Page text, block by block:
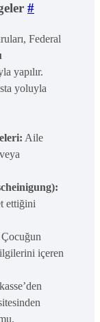
#
Federal
yapılır.
yoluyla
Aile
ettiğini
Çocuğun
içeren